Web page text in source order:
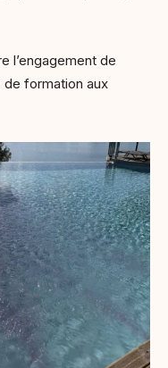
l’engagement de
de formation aux